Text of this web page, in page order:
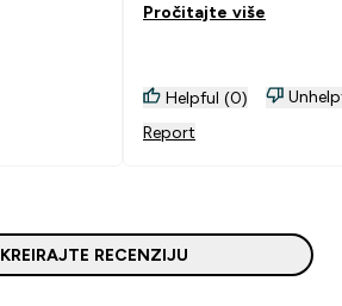
Pročitajte više
Helpful (0)
Report
KREIRAJTE RECENZIJU